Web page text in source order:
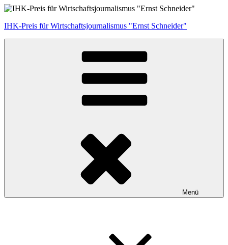
Zum
springen
IHK-Preis für Wirtschaftsjournalismus "Ernst Schneider"
Menü